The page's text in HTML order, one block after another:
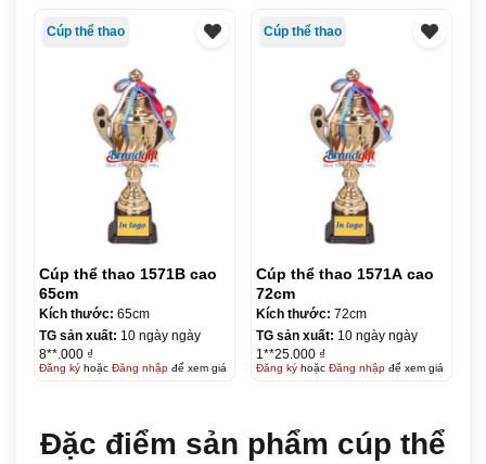
Cúp thể thao
Cúp thể thao 1571B cao
65cm
Kích thước: 65cm
TG sản xuất: 10 ngày ngày
8**.000 ₫
Đăng kýhoặc Đăng nhậpđể xem giá
Cúp thể thao
Cúp thể thao 1571A cao
72cm
Kích thước: 72cm
TG sản xuất: 10 ngày ngày
1**25.000 ₫
Đăng kýhoặc Đăng nhậpđể xem giá
Đặc điểm sản phẩm cúp thể